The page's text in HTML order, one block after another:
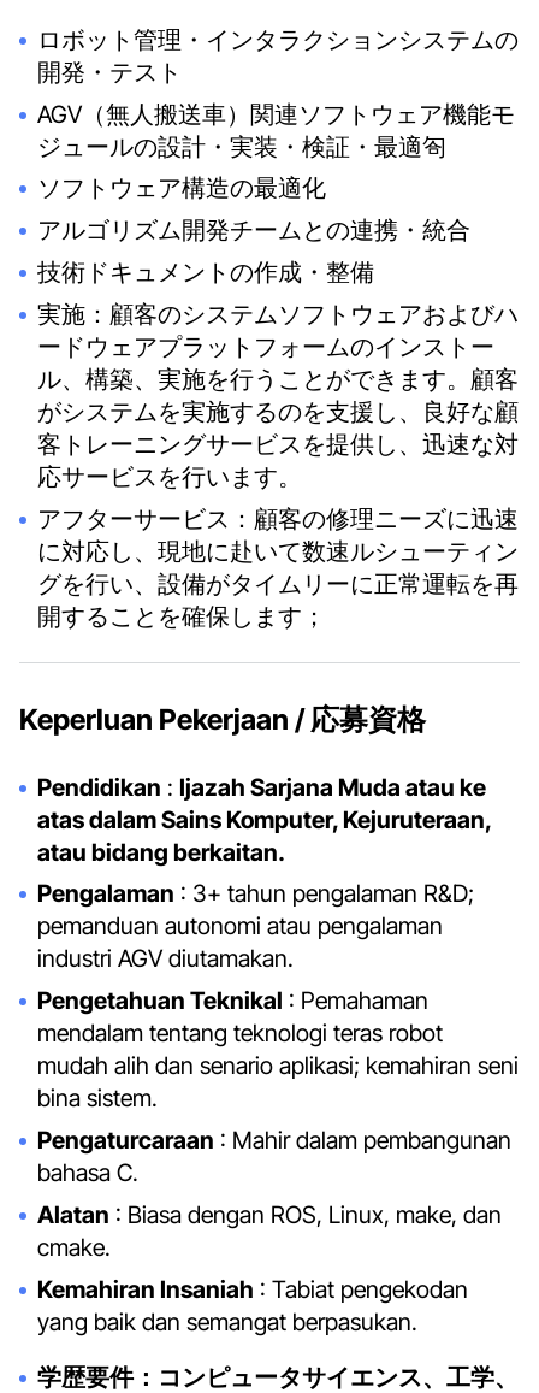
ロボット管理・インタラクションシステムの
開発・テスト
AGV（無人搬送車）関連ソフトウェア機能モ
ジュールの設計・実装・検証・最適匌
ソフトウェア構造の最適化
アルゴリズム開発チームとの連携・統合
技術ドキュメントの作成・整備
実施：顧客のシステムソフトウェアおよびハ
ードウェアプラットフォームのインストー
ル、構築、実施を行うことができます。顧客
がシステムを実施するのを支援し、良好な顧
客トレーニングサービスを提供し、迅速な対
応サービスを行います。
アフターサービス：顧客の修理ニーズに迅速
に対応し、現地に赴いて数速ルシューティン
グを行い、設備がタイムリーに正常運転を再
開することを確保します；
Keperluan Pekerjaan / 応募資格
Pendidikan : Ijazah Sarjana Muda atau ke
atas dalam Sains Komputer, Kejuruteraan,
atau bidang berkaitan.
Pengalaman : 3+ tahun pengalaman R&D;
pemanduan autonomi atau pengalaman
industri AGV diutamakan.
Pengetahuan Teknikal : Pemahaman
mendalam tentang teknologi teras robot
mudah alih dan senario aplikasi; kemahiran seni
bina sistem.
Pengaturcaraan : Mahir dalam pembangunan
bahasa C.
Alatan : Biasa dengan ROS, Linux, make, dan
cmake.
Kemahiran Insaniah : Tabiat pengekodan
yang baik dan semangat berpasukan.
学歴要件：コンピュータサイエンス、工学、